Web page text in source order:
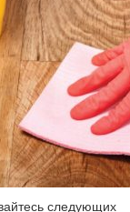
следующих